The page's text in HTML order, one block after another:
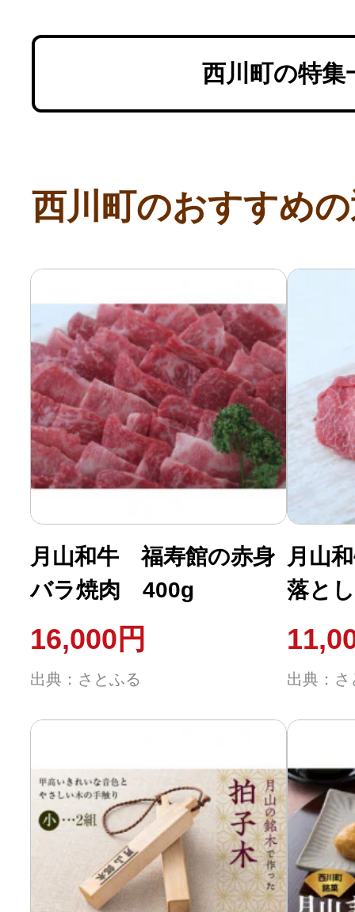
西川町の特集
西川町のおすすめ
月山和牛 福寿館の赤身
バラ焼肉 400g
16,000円
出典：さとふる
月山
落と
出典：さ